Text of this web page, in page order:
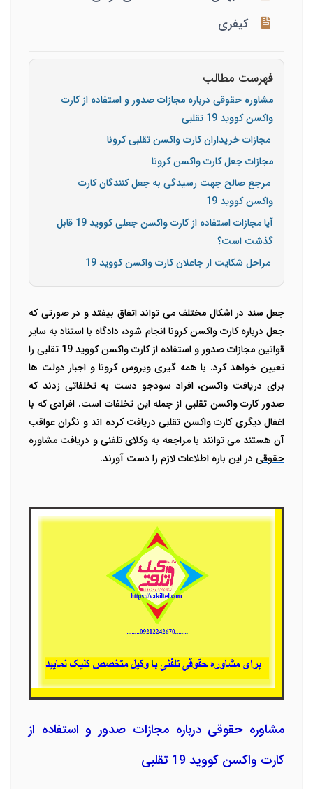
کیفری
فهرست مطالب
مشاوره حقوقی درباره مجازات صدور و استفاده از کارت
واکسن کووید 19 تقلبی
مجازات خریداران کارت واکسن تقلبی کرونا
مجازات جعل کارت واکسن کرونا
مرجع صالح جهت رسیدگی به جعل کنندگان کارت
واکسن کووید 19
آیا مجازات استفاده از کارت واکسن جعلی کووید 19 قابل
گذشت است؟
مراحل شکایت از جاعلان کارت واکسن کووید 19
جعل سند در اشکال مختلف می تواند اتفاق بیفتد و در صورتی که
جعل درباره کارت واکسن کرونا انجام شود، دادگاه با استناد به سایر
قوانین مجازات صدور و استفاده از کارت واکسن کووید 19 تقلبی را
تعیین خواهد کرد. با همه گیری ویروس کرونا و اجبار دولت ها
برای دریافت واکسن، افراد سودجو دست به تخلفاتی زدند که
صدور کارت واکسن تقلبی از جمله این تخلفات است. افرادی که با
اغفال دیگری کارت واکسن تقلبی دریافت کرده اند و نگران عواقب
آن هستند می توانند با مراجعه به وکلای تلفنی و دریافت مشاوره
حقوقی در این باره اطلاعات لازم را دست آورند.
مشاوره حقوقی درباره مجازات صدور و استفاده از
کارت واکسن کووید 19 تقلبی